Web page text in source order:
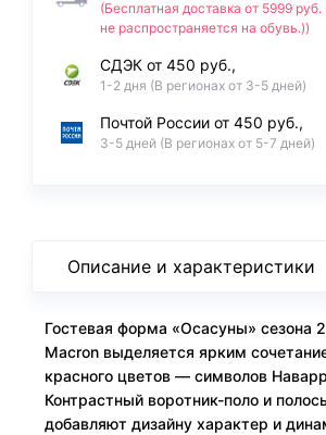
(Бесплатная доставка от 5999
не распространяется на обувь.))
СДЭК от 450 руб.,
1-2 дня (В регионах от 3-5 дней)
Почтой России от 450 руб.,
3-5 дней (В регионах от 5-7 дней)
Описание и характеристики
Гостевая форма «Осасуны» сезона
Macron выделяется ярким
красного цветов — символов
Контрастный воротник-поло и
добавляют дизайну характер и